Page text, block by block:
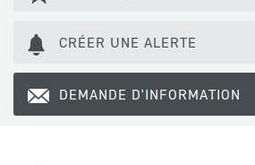
CRÉER UNE ALERTE
DEMANDE D'INFORMATION